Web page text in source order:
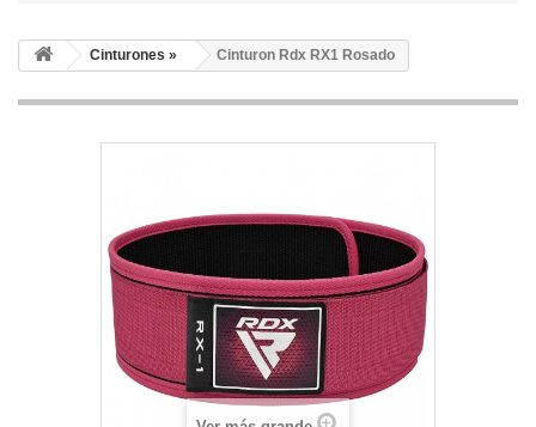
Cinturones » Cinturon Rdx RX1 Rosado